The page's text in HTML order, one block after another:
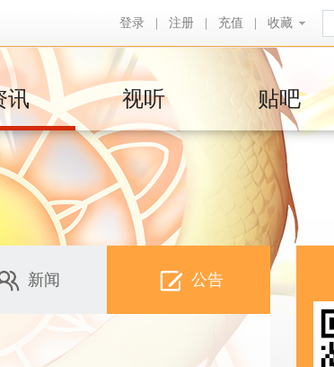
登录 注册 充值 收藏
收藏
讯 视听 贴吧
新闻 公告